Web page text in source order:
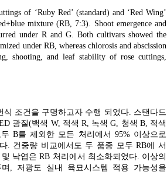
of ‘Ruby Red’ (standard) and ‘Red Wing’
mixture (RB, 7:3). Shoot emergence and
under R and G. Both cultivars showed the
under RB, whereas chlorosis and abscission
shooting, and leaf stability of rose cuttings,
조건을 구명하고자 수행 되었다. 스탠다드
광질(백색 W, 적색 R, 녹색 G, 청색 B, 적색
B를 제외한 모든 처리에서 95% 이상으로
. 건중량 비교에서도 두 품종 모두 RB에 서
낙엽은 RB 처리에서 최소화되었다. 이상의
, 저광도 실내 육묘시스템 적용 가능성을